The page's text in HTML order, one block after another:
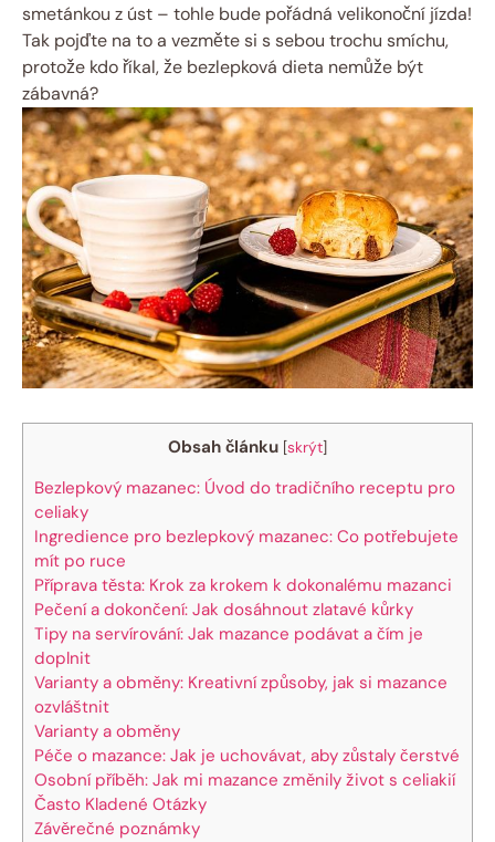
smetánkou z úst – tohle bude pořádná velikonoční jízda!
Tak pojďte na ‌to a vezměte si s sebou trochu smíchu,
protože ⁢kdo říkal, že⁤ bezlepková​ dieta nemůže být
zábavná?
Obsah článku [skrýt]
Bezlepkový ⁢mazanec: Úvod do tradičního receptu pro
⁢celiaky
Ingredience pro bezlepkový​ mazanec: Co potřebujete
‍mít ⁣po ruce
Příprava těsta: Krok za krokem⁣ k dokonalému mazanci
Pečení a dokončení: Jak dosáhnout zlatavé kůrky
Tipy na servírování: Jak mazance podávat a⁤ čím je
doplnit
Varianty a obměny: Kreativní způsoby, jak si mazance
ozvláštnit
Varianty a obměny
Péče o mazance: Jak je uchovávat, aby zůstaly ‍čerstvé
Osobní příběh: Jak mi mazance změnily život s⁤ celiakií
Často Kladené Otázky
Závěrečné poznámky